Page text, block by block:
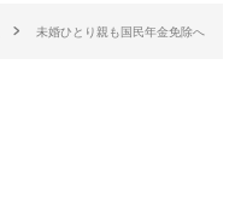
未婚ひとり親も国民年金免除へ